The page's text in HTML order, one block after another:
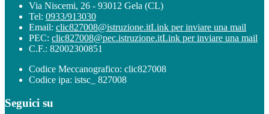
Via Niscemi, 26 - 93012 Gela (CL)
Tel: 0933/913030
Email: clic827008@istruzione.itLink per inviare una mail
PEC: clic827008@pec.istruzione.itLink per inviare una mail
C.F.: 82002300851
Codice Meccanografico: clic827008
Codice ipa: istsc_ 827008
Seguici su